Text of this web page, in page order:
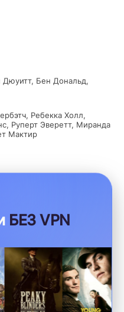
и
и
начинают
усиливают
шутки и слухи о
неопределенности.
что
более серьезным и
В конце концов,
продолжать праздник
с текущими
их ждет нечто
Бен Дональд,
Ребекка Холл,
Руперт Эверетт, Миранда
Мактир
БЕЗ VPN